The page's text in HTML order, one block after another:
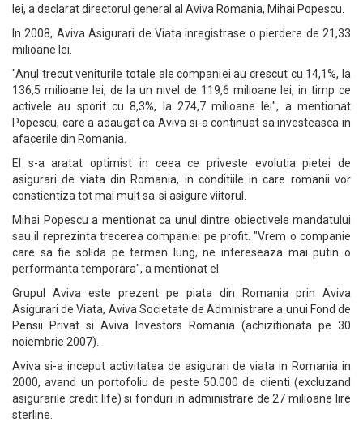
lei, a declarat directorul general al Aviva Romania, Mihai Popescu.
In 2008, Aviva Asigurari de Viata inregistrase o pierdere de 21,33
milioane lei.
"Anul trecut veniturile totale ale companiei au crescut cu 14,1%, la
136,5 milioane lei, de la un nivel de 119,6 milioane lei, in timp ce
activele au sporit cu 8,3%, la 274,7 milioane lei", a mentionat
Popescu, care a adaugat ca Aviva si-a continuat sa investeasca in
afacerile din Romania.
El s-a aratat optimist in ceea ce priveste evolutia pietei de
asigurari de viata din Romania, in conditiile in care romanii vor
constientiza tot mai mult sa-si asigure viitorul.
Mihai Popescu a mentionat ca unul dintre obiectivele mandatului
sau il reprezinta trecerea companiei pe profit. "Vrem o companie
care sa fie solida pe termen lung, ne intereseaza mai putin o
performanta temporara", a mentionat el.
Grupul Aviva este prezent pe piata din Romania prin Aviva
Asigurari de Viata, Aviva Societate de Administrare a unui Fond de
Pensii Privat si Aviva Investors Romania (achizitionata pe 30
noiembrie 2007).
Aviva si-a inceput activitatea de asigurari de viata in Romania in
2000, avand un portofoliu de peste 50.000 de clienti (excluzand
asigurarile credit life) si fonduri in administrare de 27 milioane lire
sterline.